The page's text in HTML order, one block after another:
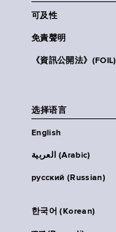
可及性
免責聲明
《資訊公開法》(FOIL)
选择语言
English
العربية (Arabic)
русский (Russian)
한국어 (Korean)